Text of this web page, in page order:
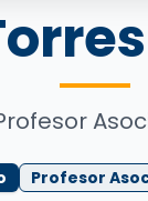
Profesor